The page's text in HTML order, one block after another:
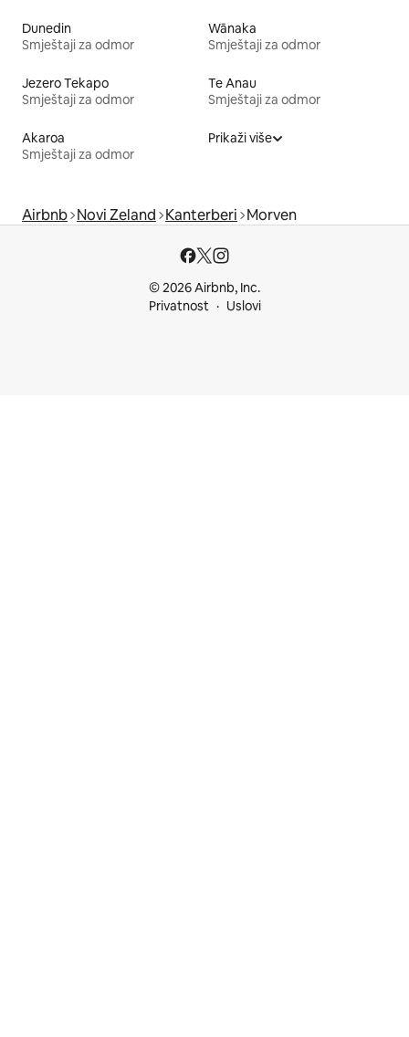
Dunedin
Smještaji za odmor
Wānaka
Smještaji za odmor
Jezero Tekapo
Smještaji za odmor
Te Anau
Smještaji za odmor
Akaroa
Smještaji za odmor
Prikaži više
Airbnb Novi Zeland Kanterberi Morven
© 2026 Airbnb, Inc.
Privatnost
Uslovi